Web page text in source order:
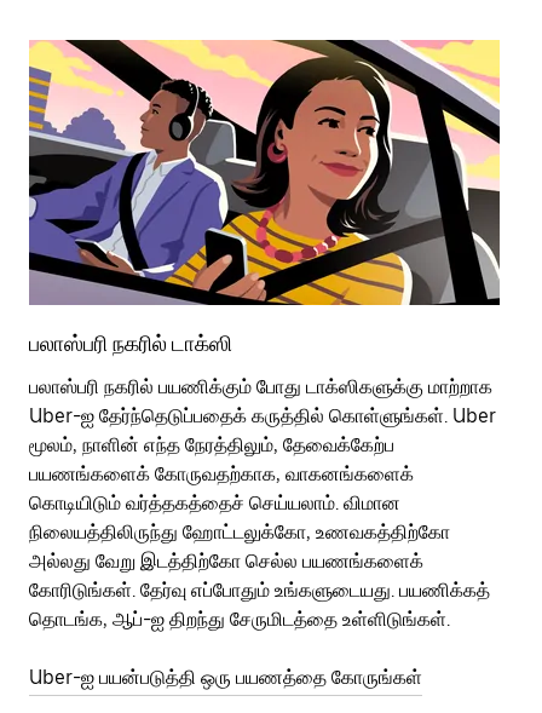
பலாஸ்பரி நகரில் டாக்ஸி
பலாஸ்பரி நகரில் பயணிக்கும் போது டாக்ஸிகளுக்கு மாற்றாக
Uber-ஐ தேர்ந்தெடுப்பதைக் கருத்தில் கொள்ளுங்கள். Uber
மூலம், நாளின் எந்த நேரத்திலும், தேவைக்கேற்ப
பயணங்களைக் கோருவதற்காக, வாகனங்களைக்
கொடியிடும் வர்த்தகத்தைச் செய்யலாம். விமான
நிலையத்திலிருந்து ஹோட்டலுக்கோ, உணவகத்திற்கோ
அல்லது வேறு இடத்திற்கோ செல்ல பயணங்களைக்
கோரிடுங்கள். தேர்வு எப்போதும் உங்களுடையது. பயணிக்கத்
தொடங்க, ஆப்-ஐ திறந்து சேருமிடத்தை உள்ளிடுங்கள்.
Uber-ஐ பயன்படுத்தி ஒரு பயணத்தை கோருங்கள்